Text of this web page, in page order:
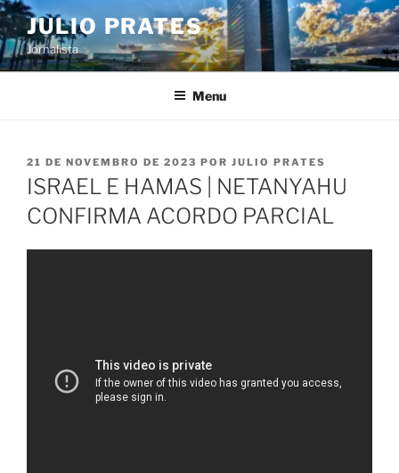
Pular
para
o
conteúdo
JULIO PRATES
Jornalista
Menu
PUBLICADO
EM
21 DE NOVEMBRO DE 2023 POR JULIO PRATES
ISRAEL E HAMAS | NETANYAHU
CONFIRMA ACORDO PARCIAL